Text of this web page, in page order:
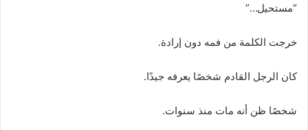
“مستحيل…”
خرجت الكلمة من فمه دون إرادة.
كان الرجل القادم شخصًا يعرفه جيدًا.
شخصًا ظن أنه مات منذ سنوات.